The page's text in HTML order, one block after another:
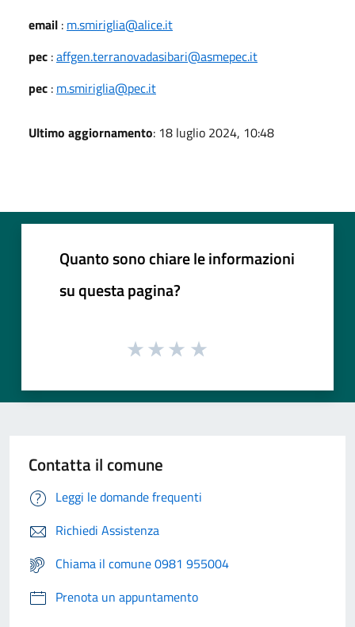
email : m.smiriglia@alice.it
pec :affgen.terranovadasibari@asmepec.it
pec : m.smiriglia@pec.it
Ultimo aggiornamento: 18 luglio 2024, 10:48
Quanto sono chiare le informazioni
su questa pagina?
Contatta il comune
Leggi le domande frequenti
Richiedi Assistenza
Chiama il comune 0981 955004
Prenota un appuntamento